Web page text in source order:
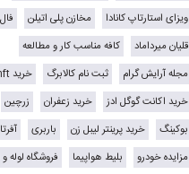
ویزای استارتاپ کانادا
مخازن پلی اتیلن
قلیان میرداماد
کافه مناسب کار و مطالعه
مجله آرایش گرام
ثبت نام کالابرگ
خرید nft
خرید اکانت گوگل ادز
خرید زعفران
زرچین
بوکینگ
خرید پرینتر لیبل زن باربری
مزایده خودرو
بلیط هواپیما
فروشگاه لوله